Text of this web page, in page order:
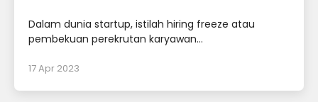
Dalam dunia startup, istilah hiring freeze atau
pembekuan perekrutan karyawan...
17 Apr 2023